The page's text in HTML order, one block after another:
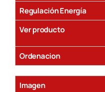
Regulación Energía
Ver producto
Ordenacion
Imagen